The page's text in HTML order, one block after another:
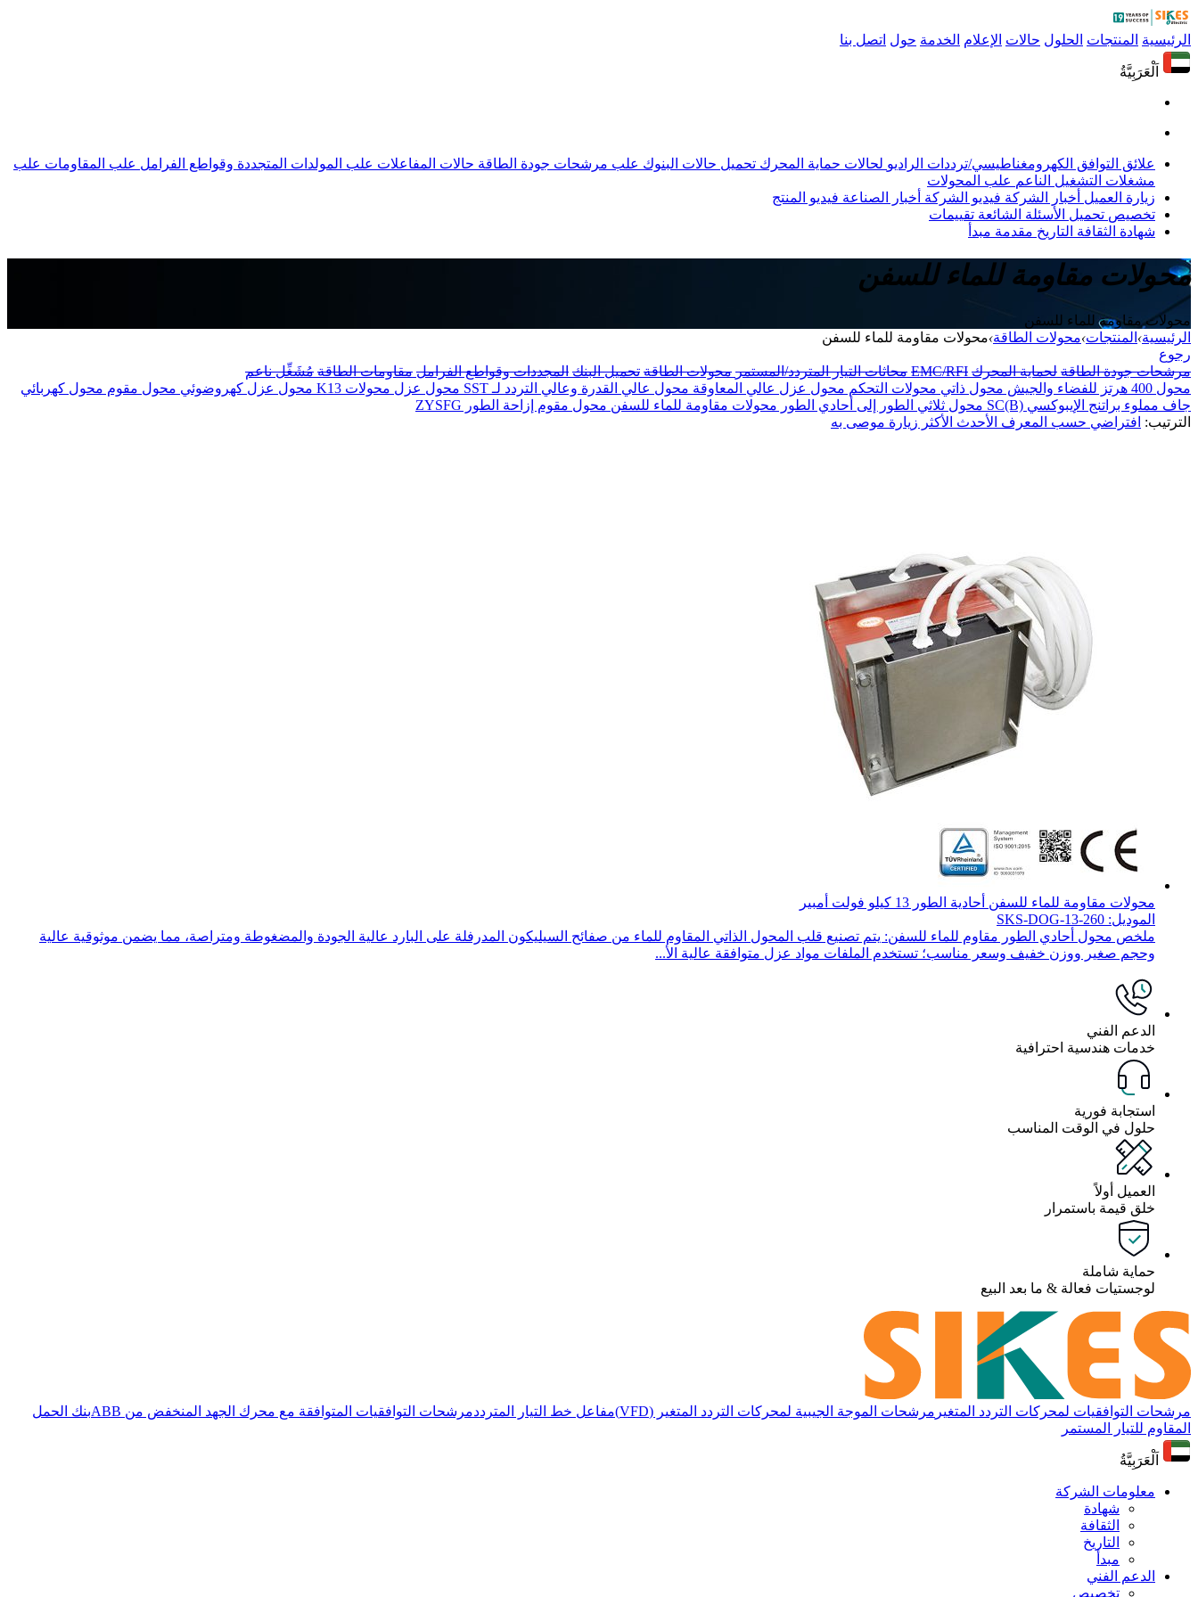
الرئيسية المنتجات الحلول حالات الإعلام الخدمة حول اتصل بنا
اَلْعَرَبِيَّةُ
علائق التوافق الكهرومغناطيسي/ترددات الراديو لحالات حماية المحرك تحميل حالات البنوك علب مرشحات جودة الطاقة حالات المفاعلات علب المولدات المتجددة وقواطع الفرامل علب المقاومات علب
مشغلات التشغيل الناعم علب المحولات
زيارة العميل أخبار الشركة فيديو الشركة أخبار الصناعة فيديو المنتج
تخصيص تحميل الأسئلة الشائعة تقييمات
شهادة الثقافة التاريخ مقدمة مبدأ
محولات مقاومة للماء للسفن
محولات مقاومة للماء للسفن
الرئيسية› المنتجات›محولات الطاقة›محولات مقاومة للماء للسفن
رجوع
مرشحات جودة الطاقة لحماية المحرك EMC/RFI محاثات التيار المتردد/المستمر محولات الطاقة تحميل البنك المجددات وقواطع الفرامل مقاومات الطاقة مُشَغِّل ناعم
محول 400 هرتز للفضاء والجيش
محول ذاتي محولات التحكم محول عزل عالي المعاوقة محول عالي القدرة وعالي التردد لـ SST محول عزل محولات K13 محول عزل كهروضوئي محول مقوم محول كهربائي
جاف مملوء براتنج الإيبوكسي SC(B)
محول ثلاثي الطور إلى أحادي الطور محولات مقاومة للماء للسفن محول مقوم إزاحة الطور ZYSFG
الترتيب: افتراضي حسب المعرف الأحدث الأكثر زيارة موصى به
محولات مقاومة للماء للسفن أحادية الطور 13 كيلو فولت أمبير
الموديل: SKS-DOG-13-260
ملخص محول أحادي الطور مقاوم للماء للسفن: يتم تصنيع قلب المحول الذاتي المقاوم للماء من صفائح السيليكون المدرفلة على البارد عالية الجودة والمضغوطة ومتراصة، مما يضمن موثوقية عالية
وحجم صغير ووزن خفيف وسعر مناسب؛ تستخدم الملفات مواد عزل متوافقة عالية الأ...
الدعم الفني
خدمات هندسية احترافية
استجابة فورية
حلول في الوقت المناسب
العميل أولاً
خلق قيمة باستمرار
حماية شاملة
لوجستيات فعالة & ما بعد البيع
مرشحات التوافقيات لمحركات التردد المتغير مرشحات الموجة الجيبية لمحركات التردد المتغير (VFD) مفاعل خط التيار المترددمرشحات التوافقيات المتوافقة مع محرك الجهد المنخفض من ABB
بنك الحمل
المقاوم للتيار المستمر
اَلْعَرَبِيَّةُ
معلومات الشركة
شهادة
الثقافة
التاريخ
مبدأ
الدعم الفني
تخصيص